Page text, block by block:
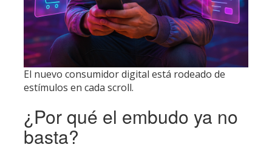
El nuevo consumidor digital está rodeado de
estímulos en cada scroll.
¿Por qué el embudo ya no
basta?